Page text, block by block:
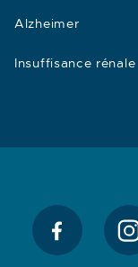
Alzheimer
Insuffisance rénale